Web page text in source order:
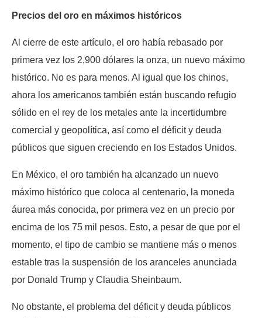
Precios del oro en máximos históricos
Al cierre de este artículo, el oro había rebasado por
primera vez los 2,900 dólares la onza, un nuevo máximo
histórico. No es para menos. Al igual que los chinos,
ahora los americanos también están buscando refugio
sólido en el rey de los metales ante la incertidumbre
comercial y geopolítica, así como el déficit y deuda
públicos que siguen creciendo en los Estados Unidos.
En México, el oro también ha alcanzado un nuevo
máximo histórico que coloca al centenario, la moneda
áurea más conocida, por primera vez en un precio por
encima de los 75 mil pesos. Esto, a pesar de que por el
momento, el tipo de cambio se mantiene más o menos
estable tras la suspensión de los aranceles anunciada
por Donald Trump y Claudia Sheinbaum.
No obstante, el problema del déficit y deuda públicos